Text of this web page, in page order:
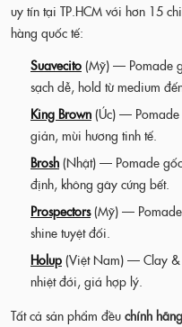
uy tín tại TP.HCM với hơn 15
hàng quốc tế:
Suavecito (Mỹ) — Pomade
sạch dễ, hold từ medium
King Brown (Úc) — Pomade
giản, mùi hương tinh tế.
Brosh (Nhật) — Pomade
định, không gây cứng bết.
Prospectors(Mỹ) —
shine tuyệt đối.
Holup (Việt Nam) — Clay
nhiệt đới, giá hợp lý.
Tất cả sản phẩm đều chính